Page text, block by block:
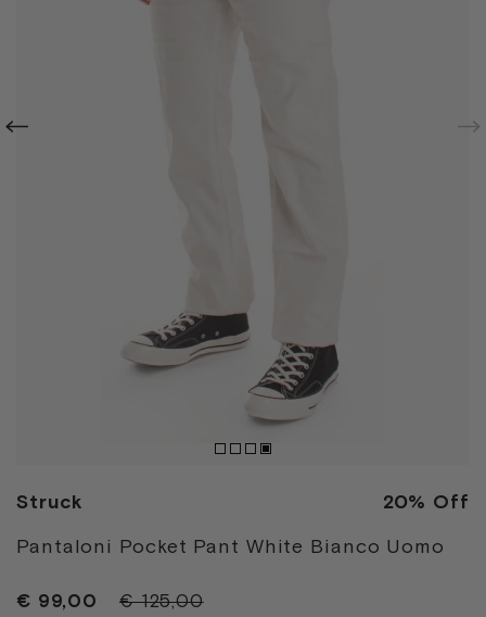
Struck
20% Off
Pantaloni Pocket Pant White Bianco Uomo
€ 125,00
€ 99,00